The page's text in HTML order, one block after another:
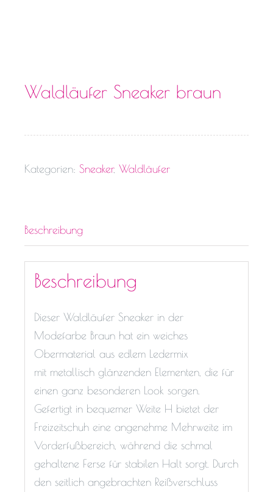
Waldläufer Sneaker braun
Kategorien: Sneaker, Waldläufer
Beschreibung
Beschreibung
Dieser Waldläufer Sneaker in der
Modefarbe Braun hat ein weiches
Obermaterial aus edlem Ledermix
mit metallisch glänzenden Elementen, die für
einen ganz besonderen Look sorgen.
Gefertigt in bequemer Weite H bietet der
Freizeitschuh eine angenehme Mehrweite im
Vorderfußbereich, während die schmal
gehaltene Ferse für stabilen Halt sorgt. Durch
den seitlich angebrachten Reißverschluss